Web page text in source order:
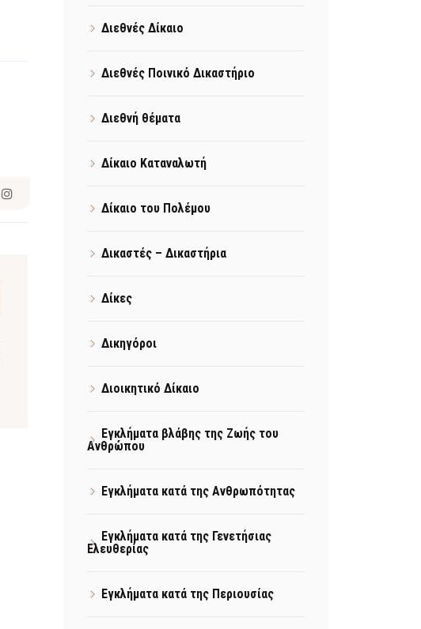
Διεθνές Δίκαιο
Διεθνές Ποινικό Δικαστήριο
Διεθνή θέματα
Δίκαιο Καταναλωτή
Δίκαιο του Πολέμου
Δικαστές – Δικαστήρια
Δίκες
Δικηγόροι
Διοικητικό Δίκαιο
Εγκλήματα βλάβης της Ζωής του
Ανθρώπου
Εγκλήματα κατά της Ανθρωπότητας
Εγκλήματα κατά της Γενετήσιας
Ελευθερίας
Εγκλήματα κατά της Περιουσίας